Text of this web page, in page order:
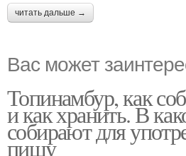
читать дальше →
Вас может
Топинамбур, как
и как хранить. В
собирают для
пищу